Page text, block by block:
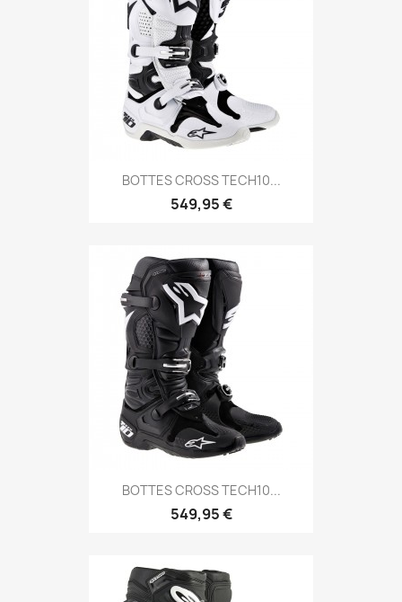
BOTTES CROSS TECH10...
549,95 €
BOTTES CROSS TECH10...
549,95 €